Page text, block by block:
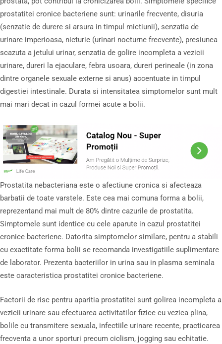
prostatitei cronice bacteriene sunt: urinarile frecvente, disuria
(senzatie de durere si arsura in timpul mictiunii), senzatia de
urinare imperioasa, nicturie (urinari nocturne frecvente), presiunea
scazuta a jetului urinar, senzatia de golire incompleta a vezicii
urinare, dureri la ejaculare, febra usoara, dureri perineale (in zona
dintre organele sexuale externe si anus) accentuate in timpul
digestiei intestinale. Durata si intensitatea simptomelor sunt mult
mai mari decat in cazul formei acute a bolii.
Prostatita nebacteriana este o afectiune cronica si afecteaza
barbatii de toate varstele. Este cea mai comuna forma a bolii,
reprezentand mai mult de 80% dintre cazurile de prostatita.
Simptomele sunt identice cu cele aparute in cazul prostatitei
cronice bacteriene. Datorita simptomelor similare, pentru a stabili
cu exactitate forma bolii se recomanda investigatiile suplimentare
de laborator. Prezenta bacteriilor in urina sau in plasma seminala
este caracteristica prostatitei cronice bacteriene.
Factorii de risc pentru aparitia prostatitei sunt golirea incompleta a
vezicii urinare sau efectuarea activitatilor fizice cu vezica plina,
bolile cu transmitere sexuala, infectiile urinare recente, practicarea
frecventa a unor sporturi precum ciclism, jogging sau echitatie.